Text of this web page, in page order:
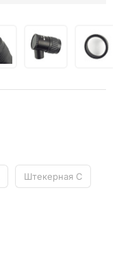
Штекерная C